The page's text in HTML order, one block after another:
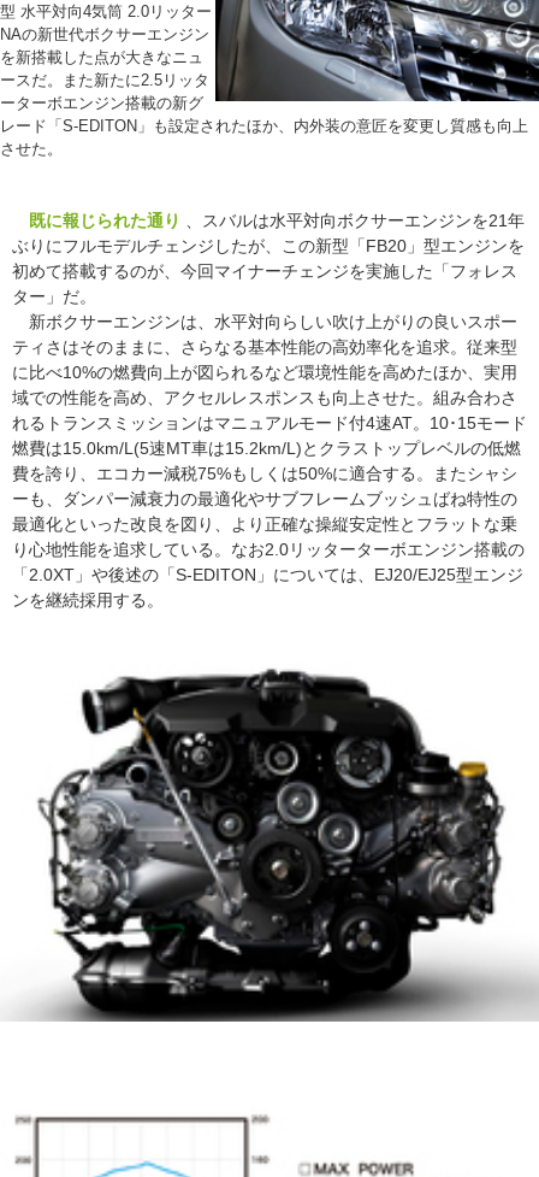
型 水平対向4気筒 2.0リッター
NAの新世代ボクサーエンジン
を新搭載した点が大きなニュ
ースだ。また新たに2.5リッタ
ーターボエンジン搭載の新グ
レード「S-EDITON」も設定されたほか、内外装の意匠を変更し質感も向上
させた。
既に報じられた通り
、スバルは水平対向ボクサーエンジンを21年
ぶりにフルモデルチェンジしたが、この新型「FB20」型エンジンを
初めて搭載するのが、今回マイナーチェンジを実施した「フォレス
ター」だ。
新ボクサーエンジンは、水平対向らしい吹け上がりの良いスポー
ティさはそのままに、さらなる基本性能の高効率化を追求。従来型
に比べ10%の燃費向上が図られるなど環境性能を高めたほか、実用
域での性能を高め、アクセルレスポンスも向上させた。組み合わさ
れるトランスミッションはマニュアルモード付4速AT。10･15モード
燃費は15.0km/L(5速MT車は15.2km/L)とクラストップレベルの低燃
費を誇り、エコカー減税75%もしくは50%に適合する。またシャシ
ーも、ダンパー減衰力の最適化やサブフレームブッシュばね特性の
最適化といった改良を図り、より正確な操縦安定性とフラットな乗
り心地性能を追求している。なお2.0リッターターボエンジン搭載の
「2.0XT」や後述の「S-EDITON」については、EJ20/EJ25型エンジ
ンを継続採用する。